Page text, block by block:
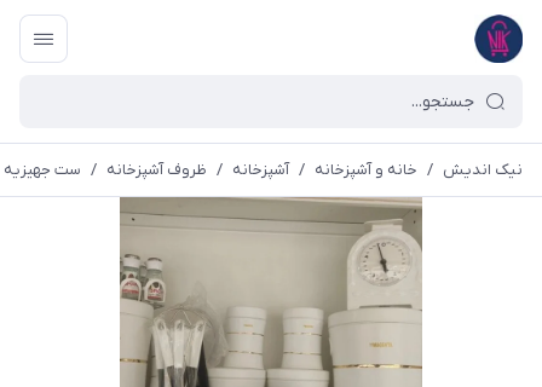
نیک اندیش / خانه و آشپزخانه / آشپزخانه / ظروف آشپزخانه / ست